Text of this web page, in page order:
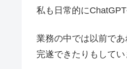
私も日常的に
業務の中では以前で
完遂できたりもして